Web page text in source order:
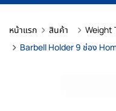
หน้าแรก สินค้า Weight
Barbell Holder 9 ช่อง